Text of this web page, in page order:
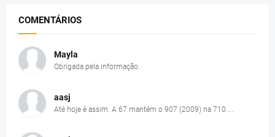
COMENTÁRIOS
Mayla
Obrigada pela informação.
aasj
Até hoje é assim. A 67 mantém o 907 (2009) na 710....